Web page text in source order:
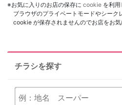
※お気に入りのお店の保存に cookie を利用
ブラウザのプライベートモードやシーク
cookie が保存されませんのでお店をお気
チラシを探す